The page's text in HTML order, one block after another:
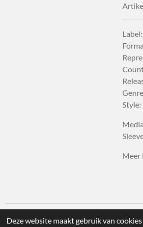
Deze website maakt gebruik van
Style:
Meer